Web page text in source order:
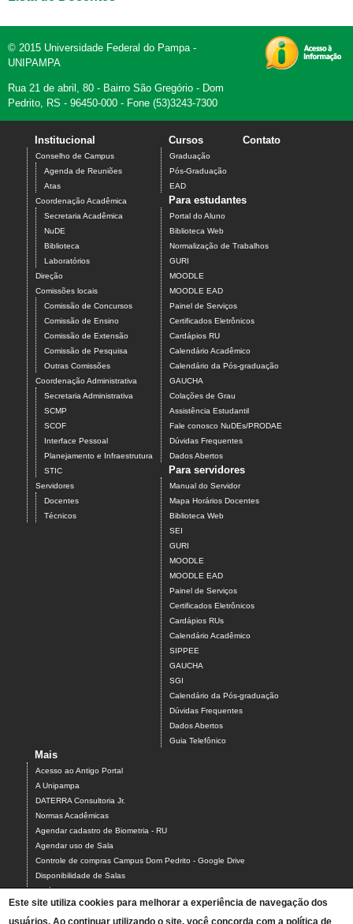
© 2015 Universidade Federal do Pampa -
UNIPAMPA
Rua 21 de abril, 80 - Bairro São Gregório - Dom
Pedrito, RS - 96450-000 - Fone (53)3243-7300
Institucional
Conselho de Campus
Agenda de Reuniões
Atas
Coordenação Acadêmica
Secretaria Acadêmica
NuDE
Biblioteca
Laboratórios
Direção
Comissões locais
Comissão de Concursos
Comissão de Ensino
Comissão de Extensão
Comissão de Pesquisa
Outras Comissões
Coordenação Administrativa
Secretaria Administrativa
SCMP
SCOF
Interface Pessoal
Planejamento e Infraestrutura
STIC
Servidores
Docentes
Técnicos
Cursos
Graduação
Pós-Graduação
EAD
Contato
Para estudantes
Portal do Aluno
Biblioteca Web
Normalização de Trabalhos
GURI
MOODLE
MOODLE EAD
Painel de Serviços
Certificados Eletrônicos
Cardápios RU
Calendário Acadêmico
Calendário da Pós-graduação
GAUCHA
Colações de Grau
Assistência Estudantil
Fale conosco NuDEs/PRODAE
Dúvidas Frequentes
Dados Abertos
Para servidores
Manual do Servidor
Mapa Horários Docentes
Biblioteca Web
SEI
GURI
MOODLE
MOODLE EAD
Painel de Serviços
Certificados Eletrônicos
Cardápios RUs
Calendário Acadêmico
SIPPEE
GAUCHA
SGI
Calendário da Pós-graduação
Dúvidas Frequentes
Dados Abertos
Guia Telefônico
Mais
Acesso ao Antigo Portal
A Unipampa
DATERRA Consultoria Jr.
Normas Acadêmicas
Agendar cadastro de Biometria - RU
Agendar uso de Sala
Controle de compras Campus Dom Pedrito - Google Drive
Disponibilidade de Salas
Estágios
Formulário para Agendamento do Laboratório de Informática
Relatórios Interativos
Este site utiliza cookies para melhorar a experiência de navegação dos
usuários. Ao continuar utilizando o site, você concorda com a política de